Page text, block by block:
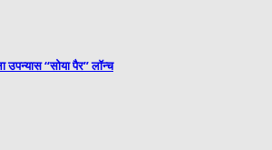
उपन्यास “सोया पैर” लॉन्च